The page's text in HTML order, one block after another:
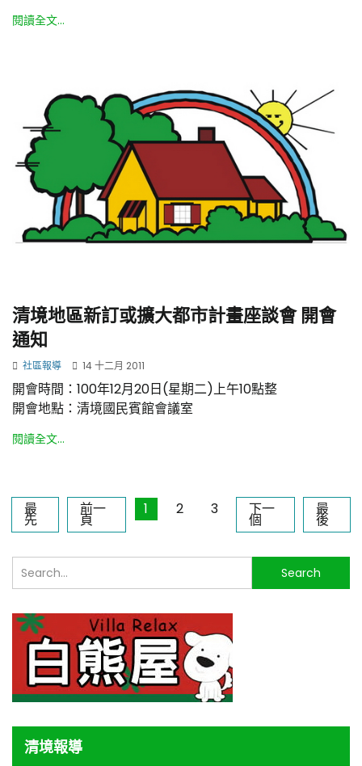
閱讀全文...
清境地區新訂或擴大都市計畫座談會 開會
通知
社區報導 14 十二月 2011
開會時間：100年12月20日(星期二)上午10點整
開會地點：清境國民賓館會議室
閱讀全文...
最
先
前一
頁
1 2 3 下一
個
最
後
搜
尋...
Search
清境報導